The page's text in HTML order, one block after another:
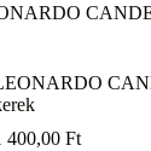
400,00Ft